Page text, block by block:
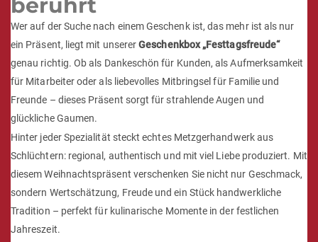
berührt
Wer auf der Suche nach einem Geschenk ist, das mehr ist als nur
ein Präsent, liegt mit unsererGeschenkbox „Festtagsfreude“
genau richtig. Ob als Dankeschön für Kunden, als Aufmerksamkeit
für Mitarbeiter oder als liebevolles Mitbringsel für Familie und
Freunde – dieses Präsent sorgt für strahlende Augen und
glückliche Gaumen.
Hinter jeder Spezialität steckt echtes Metzgerhandwerk aus
Schlüchtern: regional, authentisch und mit viel Liebe produziert. Mit
diesem Weihnachtspräsent verschenken Sie nicht nur Geschmack,
sondern Wertschätzung, Freude und ein Stück handwerkliche
Tradition – perfekt für kulinarische Momente in der festlichen
Jahreszeit.